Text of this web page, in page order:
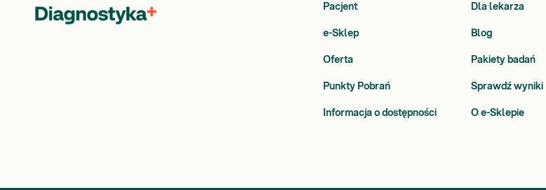
Pacjent Dla lekarza
e-Sklep Blog
Oferta Pakiety badań
Punkty Pobrań Sprawdź wyniki
Informacja o dostępności O e-Sklepie